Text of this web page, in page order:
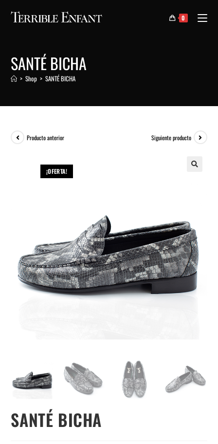
0
SANTÉ BICHA
> Shop > SANTÉ BICHA
¡OFERTA!
Producto anterior Siguiente producto
SANTÉ BICHA